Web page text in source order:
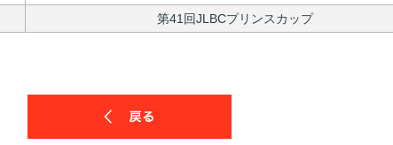
第41回JLBCプリンスカップ